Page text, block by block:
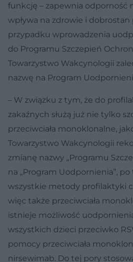
funkcję – zapewnia odporność
wpływa na zdrowie i dobrostan
przypadku wprowadzenia
do Programu Szczepień
Towarzystwo Wakcynologii
nazwę na Program
– W związku z tym, że do
zakaźnych służą już nie tylko
przeciwciała monoklonalne,
Towarzystwo Wakcynologii
zmianę nazwy „Programu
na „Program Uodpornienia”,
wszystkie metody profilaktyki
więc także przeciwciała
istnieje możliwość
wszystkich dzieci przeciwko
pomocy przeciwciała
nirsewimab. Do tej pory